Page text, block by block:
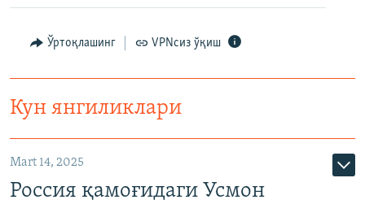
Ўртоқлашинг VPNсиз ўқиш
Кун янгиликлари
Mart 14, 2025
Россия қамоғидаги Усмон